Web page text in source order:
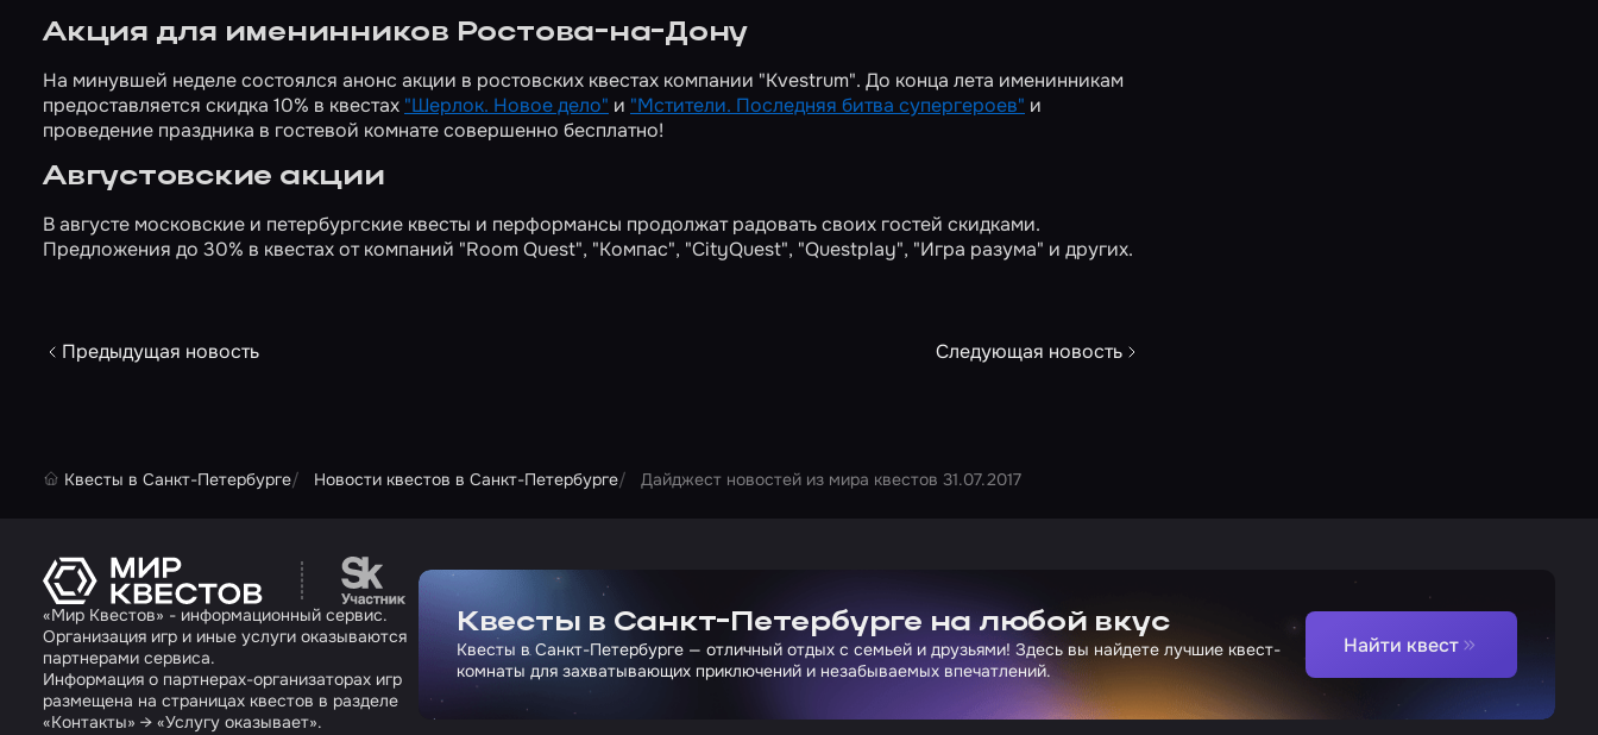
Акция для именинников Ростова-на-Дону
На минувшей неделе состоялся анонс акции в ростовских квестах компании "Kvestrum". До конца лета именинникам
предоставляется скидка 10% в квестах "Шерлок. Новое дело" и "Мстители. Последняя битва супергероев" и
проведение праздника в гостевой комнате совершенно бесплатно!
Августовские акции
В августе московские и петербургские квесты и перформансы продолжат радовать своих гостей скидками.
Предложения до 30% в квестах от компаний "Room Quest", "Компас", "CityQuest", "Questplay", "Игра разума" и других.
Предыдущая новость Следующая новость
Квесты в Санкт-Петербурге Новости квестов в Санкт-Петербурге Дайджест новостей из мира квестов 31.07.2017
Перейти на сайт партнера Сколково
«Мир Квестов» - информационный сервис.
Организация игр и иные услуги оказываются
партнерами сервиса.
Информация о партнерах-организаторах игр
размещена на страницах квестов в разделе
«Контакты» → «Услугу оказывает».
Квесты в Санкт-Петербурге на любой вкус
Квесты в Санкт-Петербурге — отличный отдых с семьей и друзьями! Здесь вы найдете лучшие квест-
комнаты для захватывающих приключений и незабываемых впечатлений.
Найти квест